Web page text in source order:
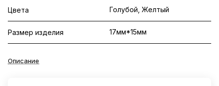
Цвета Голубой, Желтый
Размер изделия 17мм*15мм
Описание